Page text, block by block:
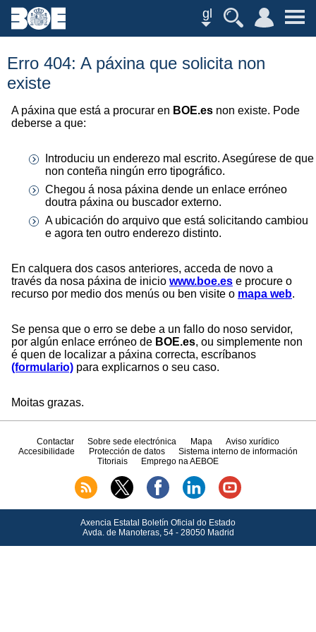
gl
Erro 404: A páxina que solicita non
existe
A páxina que está a procurar en BOE.es non existe. Pode
deberse a que:
Introduciu un enderezo mal escrito. Asegúrese de que
non conteña ningún erro tipográfico.
Chegou á nosa páxina dende un enlace erróneo
doutra páxina ou buscador externo.
A ubicación do arquivo que está solicitando cambiou
e agora ten outro enderezo distinto.
En calquera dos casos anteriores, acceda de novo a
través da nosa páxina de inicio www.boe.es e procure o
recurso por medio dos menús ou ben visite o mapa web.
Se pensa que o erro se debe a un fallo do noso servidor,
por algún enlace erróneo de BOE.es, ou simplemente non
é quen de localizar a páxina correcta, escríbanos
(formulario) para explicarnos o seu caso.
Moitas grazas.
Contactar Sobre sede electrónica Mapa
Aviso xurídico
Accesibilidade
Protección de datos
Sistema interno de información
Titoriais
Emprego na AEBOE
Axencia Estatal Boletín Oficial do Estado
Avda.de Manoteras, 54 - 28050 Madrid